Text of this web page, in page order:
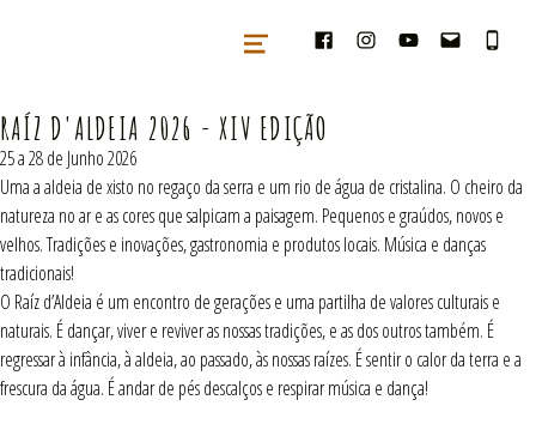
tradballs – cooperativa artes &
RAÍZ D'ALDEIA 2026 - XIV EDIÇÃO
25 a 28 de Junho 2026
Uma a aldeia de xisto no regaço da serra e um rio de água de cristalina. O cheiro da
natureza no ar e as cores que salpicam a paisagem. Pequenos e graúdos, novos e
velhos. Tradições e inovações, gastronomia e produtos locais. Música e danças
tradicionais!
O Raíz d’Aldeia é um encontro de gerações e uma partilha de valores culturais e
naturais. É dançar, viver e reviver as nossas tradições, e as dos outros também. É
regressar à infância, à aldeia, ao passado, às nossas raízes. É sentir o calor da terra e a
frescura da água. É andar de pés descalços e respirar música e dança!